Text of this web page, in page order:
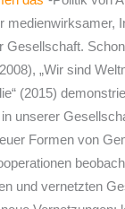
medienwirksamer,
Gesellschaft.
„Wir sind
(2015)
in unserer
Formen von
und vernetzten